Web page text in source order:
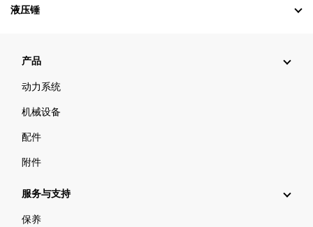
液压锤
产品
动力系统
机械设备
配件
附件
服务与支持
保养